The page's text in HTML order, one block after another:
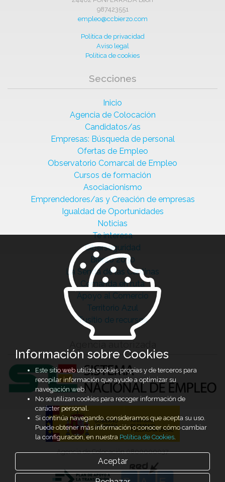
987423551
empleo@ccbierzo.com
Política de privacidad
Aviso legal
Política de cookies
Secciones
Inicio
Agencia de Colocación
Candidatos/as
Empresas: Búsqueda de personal
Ofertas de Empleo
Observatorio Comarcal de Empleo
Cursos de formación
Asociacionismo
Emprendedores/as y Creación de empresas
Igualdad de Oportunidades
Noticias
Te interesa
Ciberseguridad
Bierzo 2030
La Senda de las Cantinas
Comanda en ruta
Apoyo al Comercio
Territorio Azul
Tusitio de recursos
Agencia de Colocación 0800000037
Información sobre Cookies
Este sitio web utiliza cookies propias y de terceros para
recopilar información que ayude a optimizar su
navegación web.
No se utilizan cookies para recoger información de
carácter personal.
Si continúa navegando, consideramos que acepta su uso.
Puede obtener más información o conocer cómo cambiar
la configuración, en nuestra Política de Cookies.
Aceptar